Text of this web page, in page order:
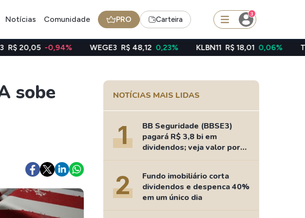
Notícias Comunidade PRO Carteira
3
Dividendos
Criptomoedas
Bitcoin
Ethereum
Binance Coin - BNB
Ideias
Agenda de Dividendos
Radar do Dividendo Inteligente
WEGE3 R$ 48,12 0,23% KLBN11 R$ 18,01 0,06% TAEE11 R$
sobe
NOTÍCIAS MAIS LIDAS
1
BB Seguridade (BBSE3)
pagará R$ 3,8 bi em
dividendos; veja valor por
ação
2
Fundo imobiliário corta
dividendos e despenca 40%
em um único dia